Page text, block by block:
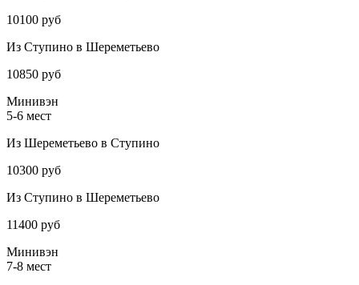
10100 руб
Из Ступино в Шереметьево
10850 руб
Минивэн
5-6 мест
Из Шереметьево в Ступино
10300 руб
Из Ступино в Шереметьево
11400 руб
Минивэн
7-8 мест